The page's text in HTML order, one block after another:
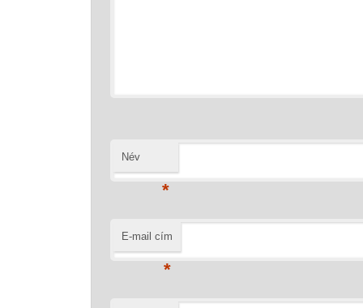
Név
*
E-mail cím
*